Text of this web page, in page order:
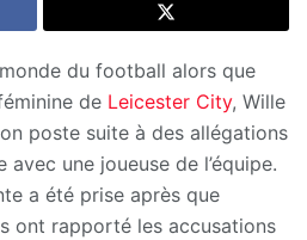
du football alors que
de Leicester City, Wille
poste suite à des allégations
une joueuse de l’équipe.
a été prise après que
ont rapporté les accusations